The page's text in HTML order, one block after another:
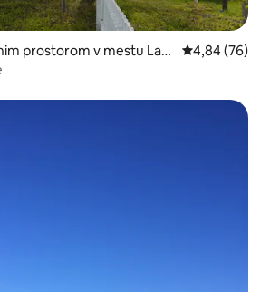
prostorom v mestu La
Povprečna
4,84 (76)